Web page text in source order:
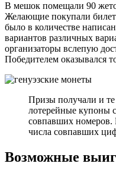
В мешок помещали 90
Желающие покупали
было в количестве
вариантов различных
организаторы вслепую
Победителем оказывался
Призы получали и
лотерейные купоны
совпавших номеров.
числа совпавших
Возможные